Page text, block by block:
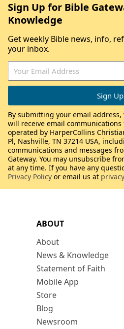
ABOUT
About
News & Knowledge
Statement of Faith
Mobile App
Store
Blog
Newsroom
Sign Up for Bible
Knowledge
Get weekly Bible news, info,
your inbox.
By submitting your email
will receive email communications
operated by HarperCollins
Pl, Nashville, TN 37214 USA,
communications and messages
Gateway. You may unsubscribe
at any time. If you have any
Privacy Policy or email us at